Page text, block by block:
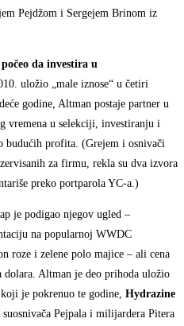
Pejdžom i Sergejem Brinom iz
počeo da investira u
uložio „male iznose“ u četiri
godine, Altman postaje partner u
vremena u selekciji, investiranju i
budućih profita. (Grejem i osnivači
za firmu, rekla su dva izvora
preko portparola YC-a.)
je podigao njegov ugled –
na popularnoj WWDC
roze i zelene polo majice – ali cena
Altman je deo prihoda uložio
je pokrenuo te godine, Hydrazine
Pejpala i milijardera Pitera